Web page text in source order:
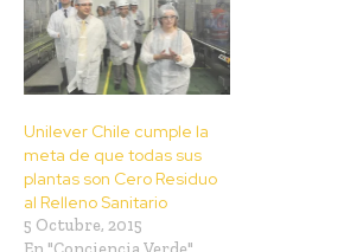
Unilever Chile cumple la
meta de que todas sus
plantas son Cero Residuo
al Relleno Sanitario
5 Octubre, 2015